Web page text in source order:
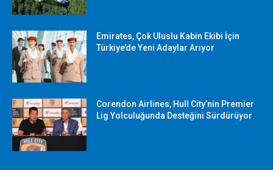
Emirates, Çok Uluslu Kabin Ekibi İçin
Türkiye’de Yeni Adaylar Arıyor
Corendon Airlines, Hull City’nin Premier
Lig Yolculuğunda Desteğini Sürdürüyor